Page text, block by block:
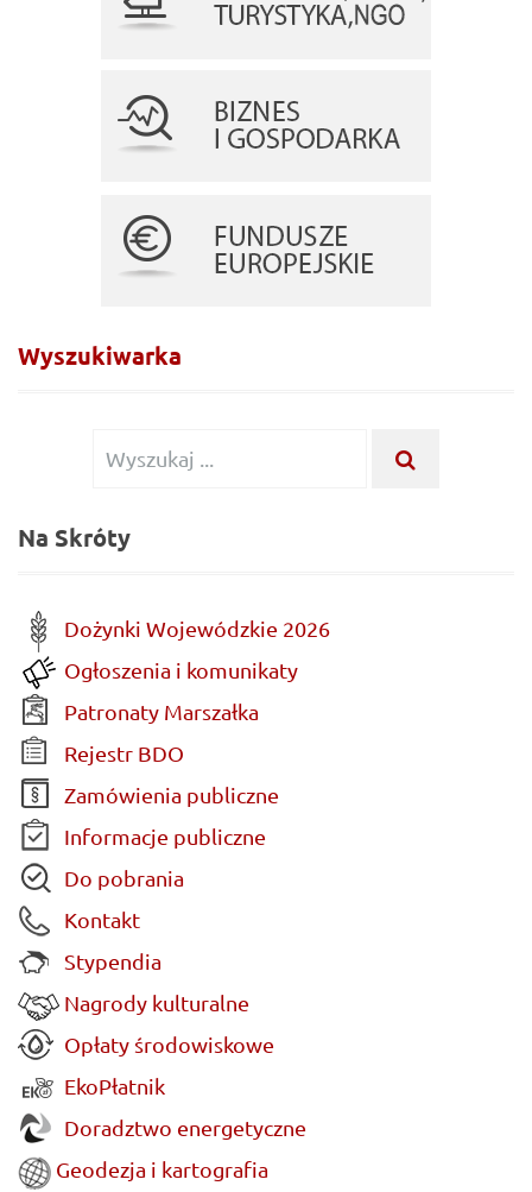
Wyszukiwarka
Wyszukiwanie
Na Skróty
Dożynki Wojewódzkie 2026
Ogłoszenia i komunikaty
Patronaty Marszałka
Rejestr BDO
Zamówienia publiczne
Informacje publiczne
Do pobrania
Kontakt
Stypendia
Nagrody kulturalne
Opłaty środowiskowe
EkoPłatnik
Doradztwo energetyczne
Geodezja i kartografia